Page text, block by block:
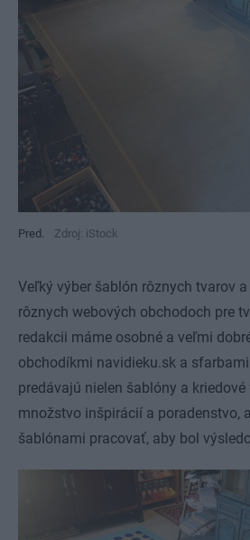
Pred. Zdroj: iStock
Veľký výber šablón rôznych tvarov
rôznych webových obchodoch pre
redakcii máme osobné a veľmi
obchodíkmi navidieku.sk a
predávajú nielen šablóny a
množstvo inšpirácií a poradenstvo,
šablónami pracovať, aby bol